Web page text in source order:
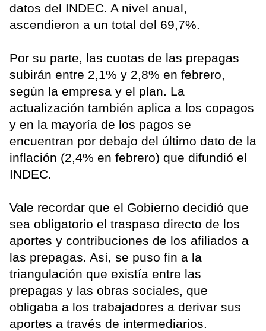
datos del INDEC. A nivel anual,
ascendieron a un total del 69,7%.
Por su parte, las cuotas de las prepagas
subirán entre 2,1% y 2,8% en febrero,
según la empresa y el plan. La
actualización también aplica a los copagos
y en la mayoría de los pagos se
encuentran por debajo del último dato de la
inflación (2,4% en febrero) que difundió el
INDEC.
Vale recordar que el Gobierno decidió que
sea obligatorio el traspaso directo de los
aportes y contribuciones de los afiliados a
las prepagas. Así, se puso fin a la
triangulación que existía entre las
prepagas y las obras sociales, que
obligaba a los trabajadores a derivar sus
aportes a través de intermediarios.